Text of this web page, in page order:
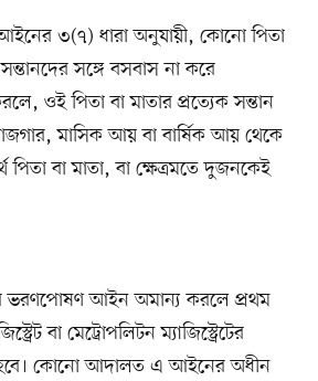
৩(৭) ধারা অনুযায়ী, কোনো পিতা
সঙ্গে বসবাস না করে
ওই পিতা বা মাতার প্রত্যেক সন্তান
মাসিক আয় বা বার্ষিক আয় থেকে
পিতা বা মাতা, বা ক্ষেত্রমতে দুজনকেই
ভরণপোষণ আইন অমান্য করলে প্রথম
বা মেট্রোপলিটন ম্যাজিস্ট্রেটের
কোনো আদালত এ আইনের অধীন